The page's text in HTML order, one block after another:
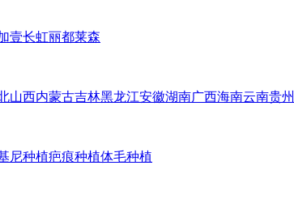
壹长虹丽都莱森
山西内蒙古吉林黑龙江安徽湖南广西海南云南贵州
尼种植疤痕种植体毛种植